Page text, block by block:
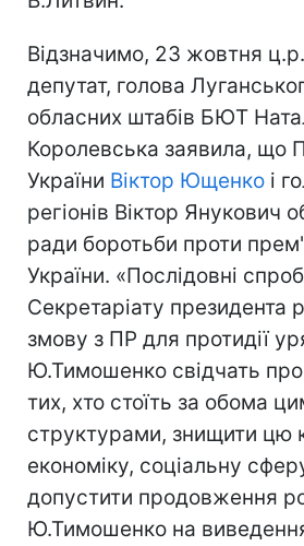
Відзначимо, 23 жовтня
депутат, голова
обласних штабів БЮТ
Королевська заявила, що
України Віктор Ющенко і
регіонів Віктор Янукович
ради боротьби проти
України. «Послідовні
Секретаріату президента
змову з ПР для протидії
Ю.Тимошенко свідчать
тих, хто стоїть за обома
структурами, знищити цю
економіку, соціальну
допустити продовження
Ю.Тимошенко на